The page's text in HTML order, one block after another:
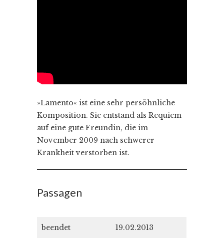
»Lamento« ist eine sehr persöhnliche
Komposition. Sie entstand als Requiem
auf eine gute Freundin, die im
November 2009 nach schwerer
Krankheit verstorben ist.
Passagen
beendet 19.02.2013